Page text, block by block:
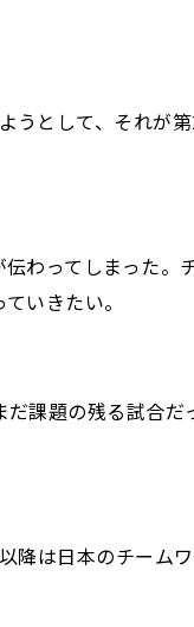
として、それが第
わってしまった。
いきたい。
課題の残る試合だ
は日本のチーム